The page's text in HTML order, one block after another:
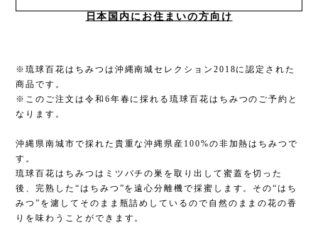
日本国内にお住まいの方向け
※琉球百花はちみつは沖縄南城セレクション2018に認定された
商品です。
※このご注文は令和6年春に採れる琉球百花はちみつのご予約と
なります。
沖縄県南城市で採れた貴重な沖縄県産100%の非加熱はちみつで
す。
琉球百花はちみつはミツバチの巣を取り出して蜜蓋を切った
後、完熟した“はちみつ”を遠心分離機で採蜜します。その“はち
みつ”を濾してそのまま瓶詰めしているので自然のままの花の香
りを味わうことができます。